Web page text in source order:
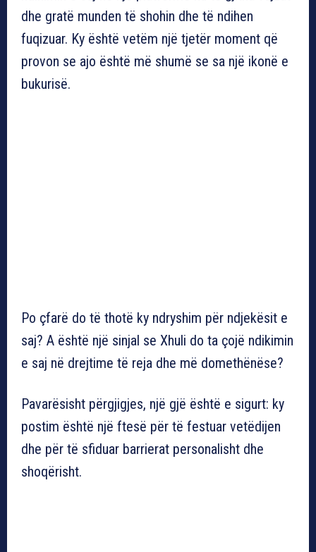
dhe gratë munden të shohin dhe të ndihen
fuqizuar. Ky është vetëm një tjetër moment që
provon se ajo është më shumë se sa një ikonë e
bukurisë.
Po çfarë do të thotë ky ndryshim për ndjekësit e
saj? A është një sinjal se Xhuli do ta çojë ndikimin
e saj në drejtime të reja dhe më domethënëse?
Pavarësisht përgjigjes, një gjë është e sigurt: ky
postim është një ftesë për të festuar vetëdijen
dhe për të sfiduar barrierat personalisht dhe
shoqërisht.